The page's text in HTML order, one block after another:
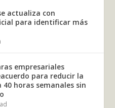
actualiza con
para identificar más
empresariales
para reducir la
horas semanales sin